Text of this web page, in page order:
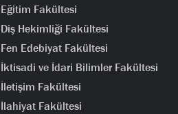
Eğitim Fakültesi
Diş Hekimliği Fakültesi
Fen Edebiyat Fakültesi
İktisadi ve İdari Bilimler Fakültesi
İletişim Fakültesi
İlahiyat Fakültesi